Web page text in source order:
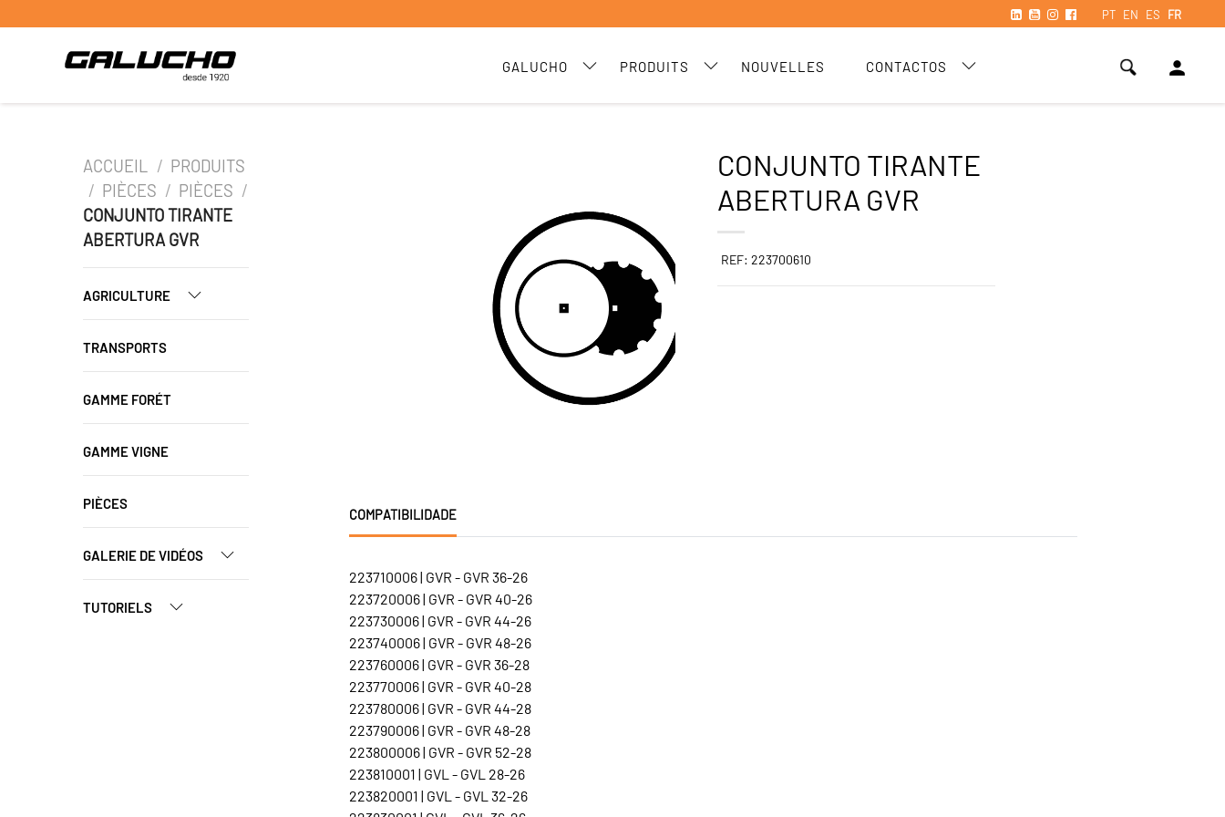
PT EN ES FR
GALUCHO PRODUITS NOUVELLES CONTACTOS person
ACCUEIL / PRODUITS
/ PIÈCES / PIÈCES /
CONJUNTO TIRANTE
ABERTURA GVR
AGRICULTURE
TRANSPORTS
GAMME FORÉT
GAMME VIGNE
PIÈCES
GALERIE DE VIDÉOS
TUTORIELS
CONJUNTO TIRANTE
ABERTURA GVR
REF: 223700610
COMPATIBILIDADE
223710006 | GVR - GVR 36-26
223720006 | GVR - GVR 40-26
223730006 | GVR - GVR 44-26
223740006 | GVR - GVR 48-26
223760006 | GVR - GVR 36-28
223770006 | GVR - GVR 40-28
223780006 | GVR - GVR 44-28
223790006 | GVR - GVR 48-28
223800006 | GVR - GVR 52-28
223810001 | GVL - GVL 28-26
223820001 | GVL - GVL 32-26